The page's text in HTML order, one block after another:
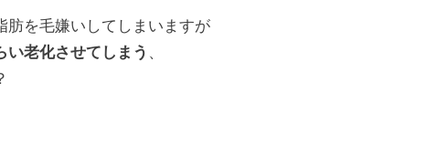
肪を毛嫌いしてしまいますが
い老化させてしまう 、